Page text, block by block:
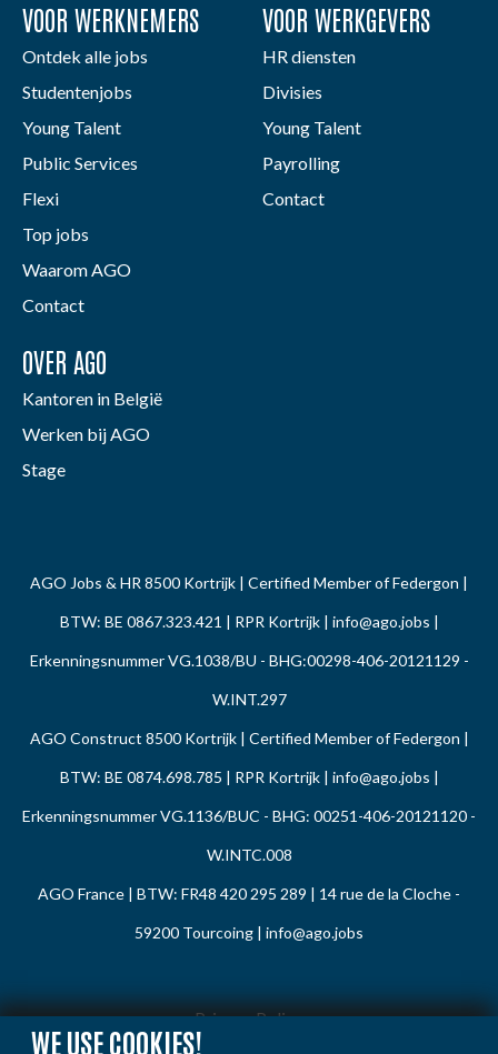
WE USE COOKIES!
VOOR WERKNEMERS
Ontdek alle jobs
Studentenjobs
Young Talent
Public Services
Flexi
Top jobs
Waarom AGO
Contact
VOOR WERKGEVERS
HR diensten
Divisies
Young Talent
Payrolling
Contact
OVER AGO
Kantoren in België
Werken bij AGO
Stage
AGO Jobs & HR 8500 Kortrijk | Certified Member of Federgon |
BTW: BE 0867.323.421 | RPR Kortrijk | info@ago.jobs |
Erkenningsnummer VG.1038/BU - BHG:00298-406-20121129 -
W.INT.297
AGO Construct 8500 Kortrijk | Certified Member of Federgon |
BTW: BE 0874.698.785 | RPR Kortrijk | info@ago.jobs |
Erkenningsnummer VG.1136/BUC - BHG: 00251-406-20121120 -
W.INTC.008
AGO France | BTW: FR48 420 295 289 | 14 rue de la Cloche -
59200 Tourcoing | info@ago.jobs
Privacy Policy